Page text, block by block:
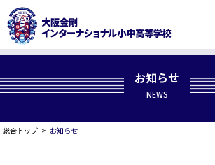
お知らせ
NEWS
総合トップ お知らせ